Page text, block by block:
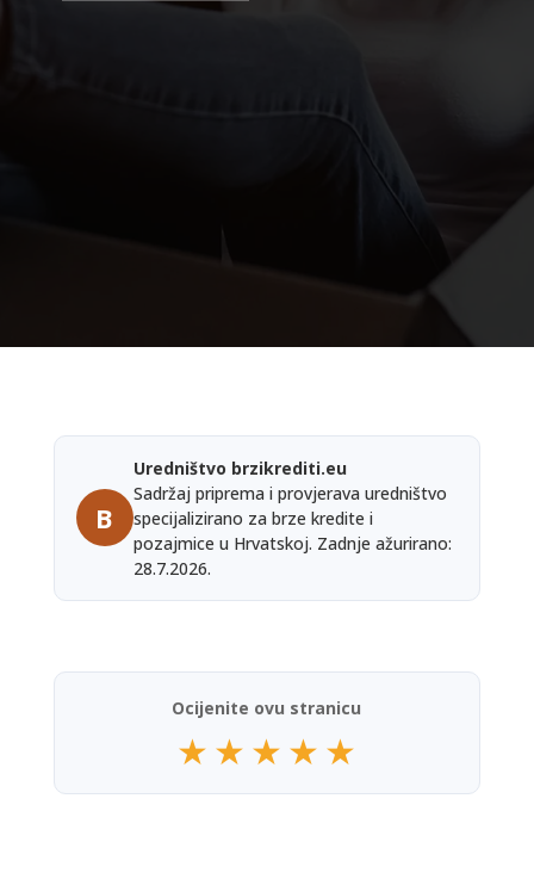
B
Uredništvo brzikrediti.eu
Sadržaj priprema i provjerava uredništvo
specijalizirano za brze kredite i
pozajmice u Hrvatskoj. Zadnje ažurirano:
28.7.2026.
Ocijenite ovu stranicu
★★★★★